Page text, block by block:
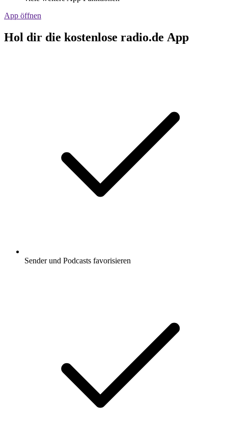
App öffnen
Hol dir die kostenlose radio.de App
Sender und Podcasts favorisieren